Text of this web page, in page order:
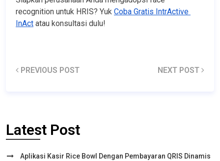
recognition untuk HRIS? Yuk Coba Gratis IntrActive
InAct atau konsultasi dulu!
PREVIOUS POST NEXT POST
Latest Post
Aplikasi Kasir Rice Bowl Dengan Pembayaran QRIS Dinamis